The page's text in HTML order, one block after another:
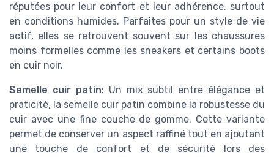
réputées pour leur confort et leur adhérence, surtout
en conditions humides. Parfaites pour un style de vie
actif, elles se retrouvent souvent sur les chaussures
moins formelles comme les sneakers et certains boots
en cuir noir.
Semelle cuir patin: Un mix subtil entre élégance et
praticité, la semelle cuir patin combine la robustesse du
cuir avec une fine couche de gomme. Cette variante
permet de conserver un aspect raffiné tout en ajoutant
une touche de confort et de sécurité lors des